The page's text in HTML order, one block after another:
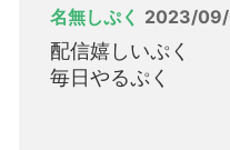
名無しぷく 2023/
配信嬉しいぷく
毎日やるぷく